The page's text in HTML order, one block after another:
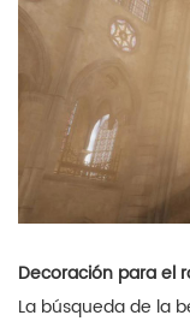
Decoración para el
La búsqueda de la